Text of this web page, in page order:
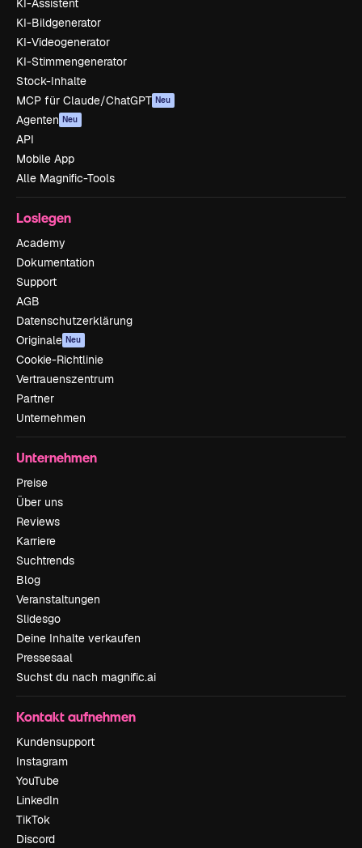
KI-Assistent
KI-Bildgenerator
KI-Videogenerator
KI-Stimmengenerator
Stock-Inhalte
MCP für Claude/ChatGPT Neu
Agenten Neu
API
Mobile App
Alle Magnific-Tools
Loslegen
Academy
Dokumentation
Support
AGB
Datenschutzerklärung
Originale Neu
Cookie-Richtlinie
Vertrauenszentrum
Partner
Unternehmen
Unternehmen
Preise
Über uns
Reviews
Karriere
Suchtrends
Blog
Veranstaltungen
Slidesgo
Deine Inhalte verkaufen
Pressesaal
Suchst du nach magnific.ai
Kontakt aufnehmen
Kundensupport
Instagram
YouTube
LinkedIn
TikTok
Discord